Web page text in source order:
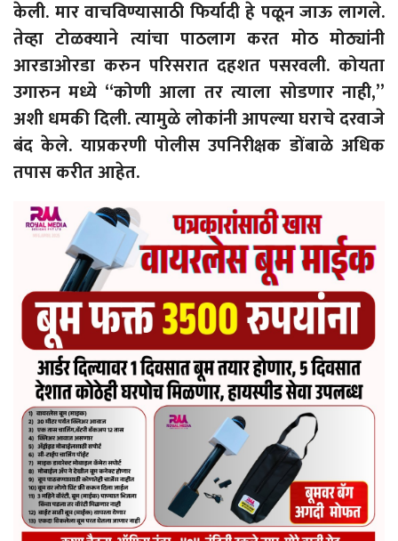
केली. मार वाचविण्यासाठी फिर्यादी हे पळून जाऊ लागले.
तेव्हा टोळक्याने त्यांचा पाठलाग करत मोठ मोठ्यांनी
आरडाओरडा करुन परिसरात दहशत पसरवली. कोयता
उगारुन मध्ये “कोणी आला तर त्याला सोडणार नाही,”
अशी धमकी दिली. त्यामुळे लोकांनी आपल्या घराचे दरवाजे
बंद केले. याप्रकरणी पोलीस उपनिरीक्षक डोंबाळे अधिक
तपास करीत आहेत.